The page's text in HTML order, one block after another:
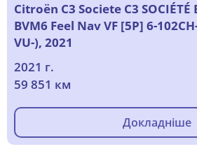
Citroën C3 Societe C3 SOCIÉTÉ
BVM6 Feel Nav VF [5P] 6-
VU-), 2021
2021 г.
59 851 км
Докладніше